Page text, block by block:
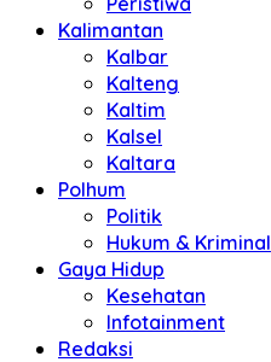
Kalimantan
Kalbar
Kalteng
Kaltim
Kalsel
Kaltara
Polhum
Politik
Hukum & Kriminal
Gaya Hidup
Kesehatan
Infotainment
Redaksi